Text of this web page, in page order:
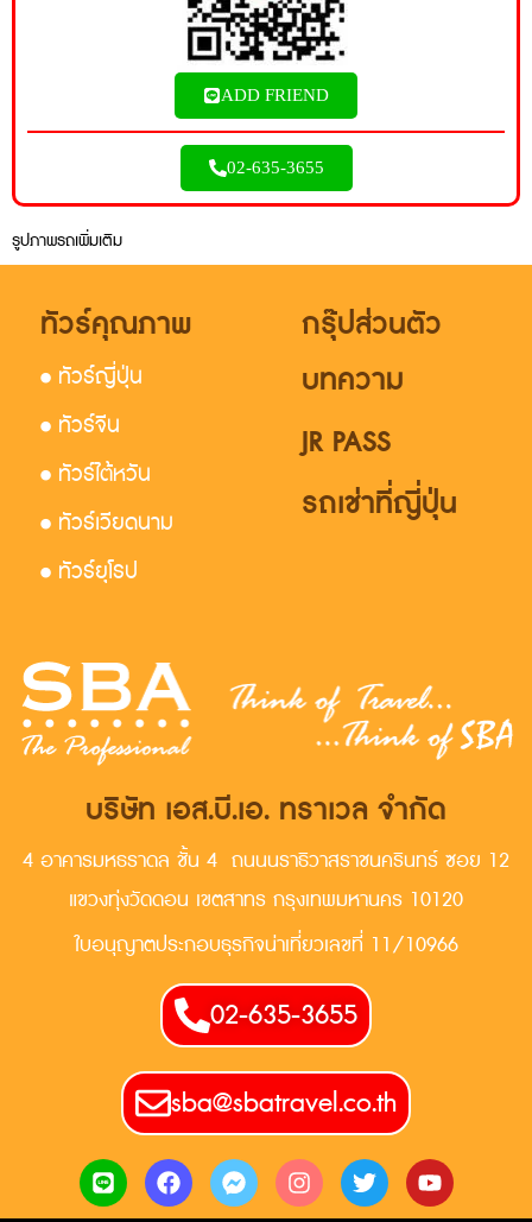
ADD FRIEND
02-635-3655
รูปภาพรถเพิ่มเติม
ทัวร์คุณภาพ
• ทัวร์ญี่ปุ่น
• ทัวร์จีน
• ทัวร์ไต้หวัน
• ทัวร์เวียดนาม
• ทัวร์ยุโรป
กรุ๊ปส่วนตัว
บทความ
JR PASS
รถเช่าที่ญี่ปุ่น
บริษัท เอส.บี.เอ. ทราเวล จำกัด
4 อาคารมหธราดล ชั้น 4 ถนนนราธิวาสราชนครินทร์ ซอย 12
แขวงทุ่งวัดดอน เขตสาทร กรุงเทพมหานคร 10120
ใบอนุญาตประกอบธุรกิจน่าเที่ยวเลขที่ 11/10966
02-635-3655
sba@sbatravel.co.th